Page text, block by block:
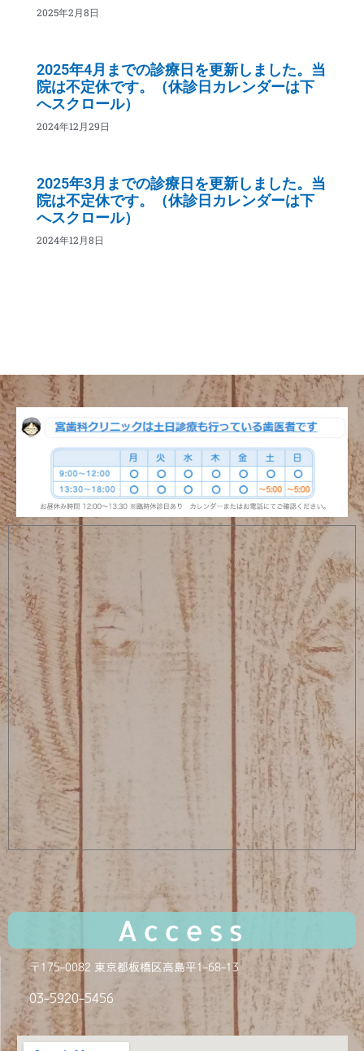
2025年2月8日
2025年4月までの診療日を更新しました。当
院は不定休です。（休診日カレンダーは下
へスクロール）
2024年12月29日
2025年3月までの診療日を更新しました。当
院は不定休です。（休診日カレンダーは下
へスクロール）
2024年12月8日
Access
〒175-0082 東京都板橋区高島平1-68-13
03-5920-5456